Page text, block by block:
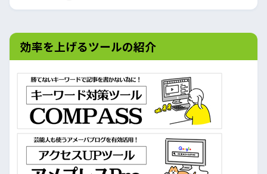
効率を上げるツールの紹介